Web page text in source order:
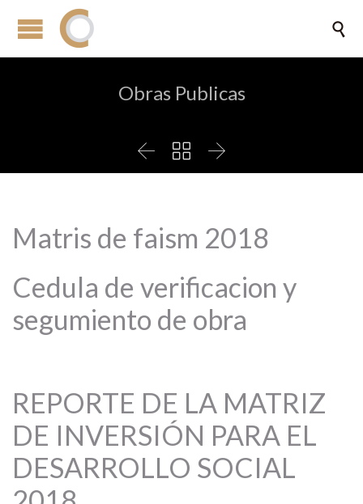

Obras Publicas
  
Matris de faism 2018
Cedula de verificacion y
segumiento de obra
REPORTE DE LA MATRIZ
DE INVERSIÓN PARA EL
DESARROLLO SOCIAL